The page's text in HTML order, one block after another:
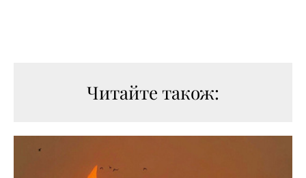
Читайте також: